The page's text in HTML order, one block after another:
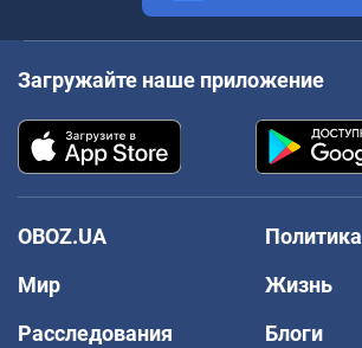
Загружайте наше приложение
OBOZ.UA
Политика
Мир
Жизнь
Расследования
Блоги